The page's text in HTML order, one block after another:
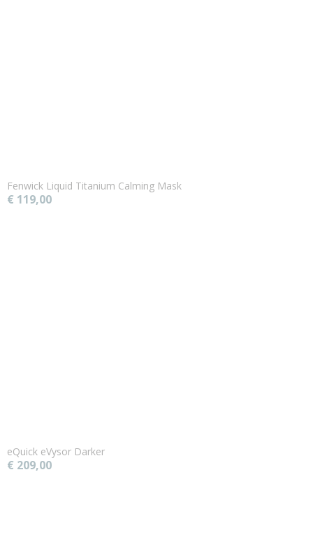
Fenwick Liquid Titanium Calming Mask
€ 119,00
eQuick eVysor Darker
€ 209,00